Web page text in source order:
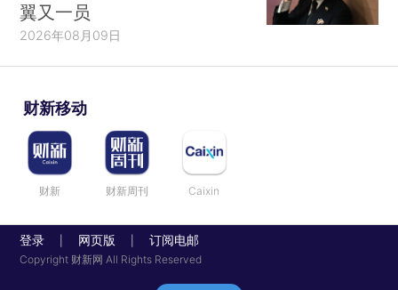
翼又一员
2026年08月09日
财新移动
财新 财新周刊 Caixin
登录 网页版 订阅电邮
Copyright 财新网 All Rights Reserved